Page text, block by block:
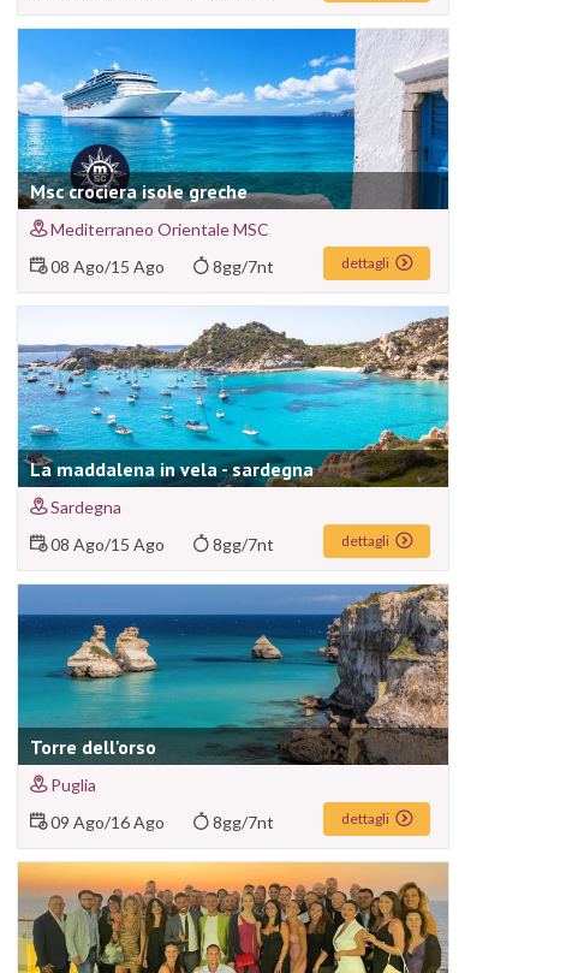
Msc crociera isole greche
Mediterraneo Orientale MSC
08 Ago/15 Ago 8gg/7nt dettagli
La maddalena in vela - sardegna
Sardegna
08 Ago/15 Ago 8gg/7nt dettagli
Torre dell'orso
Puglia
09 Ago/16 Ago 8gg/7nt dettagli